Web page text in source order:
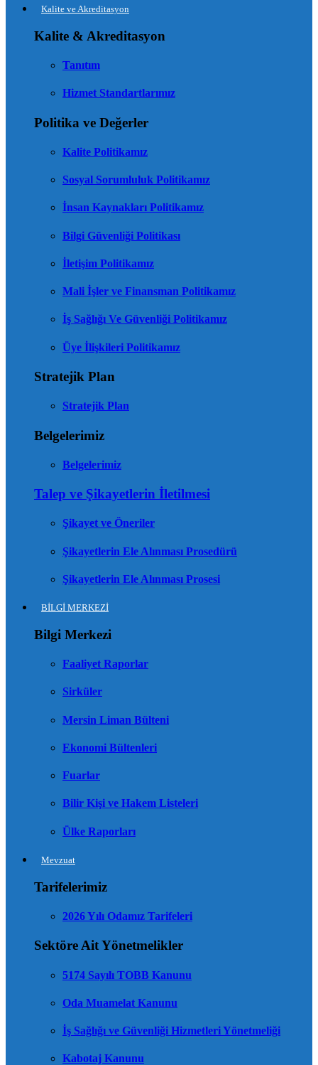
Kalite ve Akreditasyon
Kalite & Akreditasyon
Tanıtım
Hizmet Standartlarımız
Politika ve Değerler
Kalite Politikamız
Sosyal Sorumluluk Politikamız
İnsan Kaynakları Politikamız
Bilgi Güvenliği Politikası
İletişim Politikamız
Mali İşler ve Finansman Politikamız
İş Sağlığı Ve Güvenliği Politikamız
Üye İlişkileri Politikamız
Stratejik Plan
Stratejik Plan
Belgelerimiz
Belgelerimiz
Talep ve Şikayetlerin İletilmesi
Şikayet ve Öneriler
Şikayetlerin Ele Alınması Prosedürü
Şikayetlerin Ele Alınması Prosesi
BİLGİ MERKEZİ
Bilgi Merkezi
Faaliyet Raporlar
Sirküler
Mersin Liman Bülteni
Ekonomi Bültenleri
Fuarlar
Bilir Kişi ve Hakem Listeleri
Ülke Raporları
Mevzuat
Tarifelerimiz
2026 Yılı Odamız Tarifeleri
Sektöre Ait Yönetmelikler
5174 Sayılı TOBB Kanunu
Oda Muamelat Kanunu
İş Sağlığı ve Güvenliği Hizmetleri Yönetmeliği
Kabotaj Kanunu